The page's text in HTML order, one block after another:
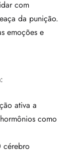
com
da punição.
emoções e
ativa a
como
cérebro